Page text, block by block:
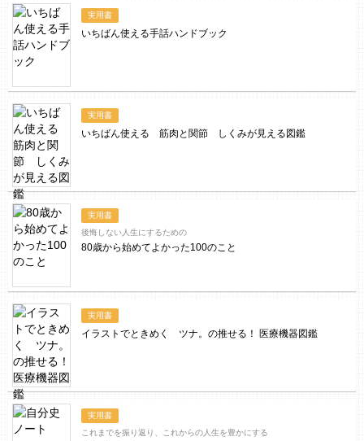
実用書
いちばん使える手話ハンドブック
実用書
いちばん使える 筋肉と関節 しくみが見える図鑑
実用書
後悔しない人生にするための
80歳から始めてよかった100のこと
実用書
イラストでときめく ツナ。の推せる！ 医療機器図鑑
実用書
これまでを振り返り、これからの人生を豊かにする